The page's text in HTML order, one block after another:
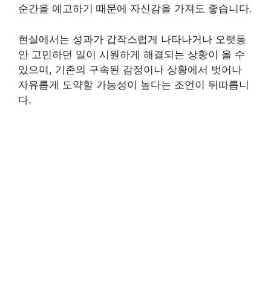
순간을 예고하기 때문에 자신감을 가져도 좋습니다.
현실에서는 성과가 갑작스럽게 나타나거나 오랫동
안 고민하던 일이 시원하게 해결되는 상황이 올 수
있으며, 기존의 구속된 감정이나 상황에서 벗어나
자유롭게 도약할 가능성이 높다는 조언이 뒤따릅니
다.